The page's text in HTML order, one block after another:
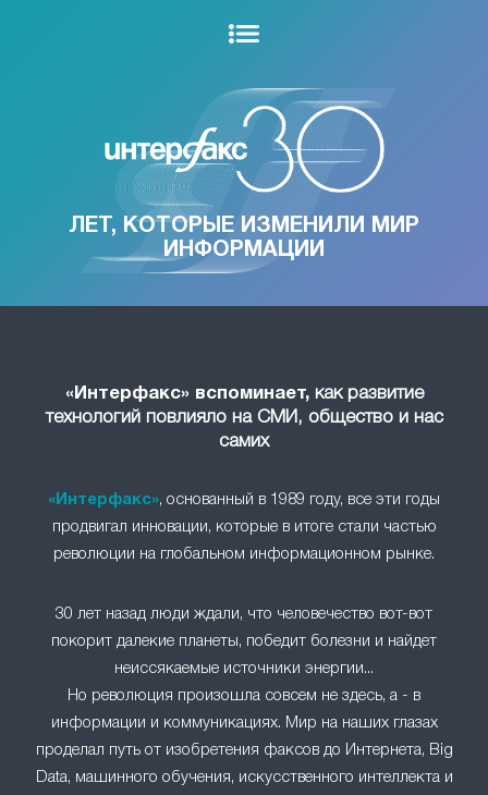
ЛЕТ, КОТОРЫЕ ИЗМЕНИЛИ МИР
ИНФОРМАЦИИ
«Интерфакс» вспоминает,как развитие
технологий повлияло на СМИ, общество и нас
самих
«Интерфакс», основанный в 1989 году, все эти годы
продвигал инновации, которые в итоге стали частью
революции на глобальном информационном рынке.
30 лет назад люди ждали, что человечество вот-вот
покорит далекие планеты, победит болезни и найдет
неиссякаемые источники энергии...
Но революция произошла совсем не здесь, а - в
информации и коммуникациях. Мир на наших глазах
проделал путь от изобретения факсов до Интернета, Big
Data, машинного обучения, искусственного интеллекта и